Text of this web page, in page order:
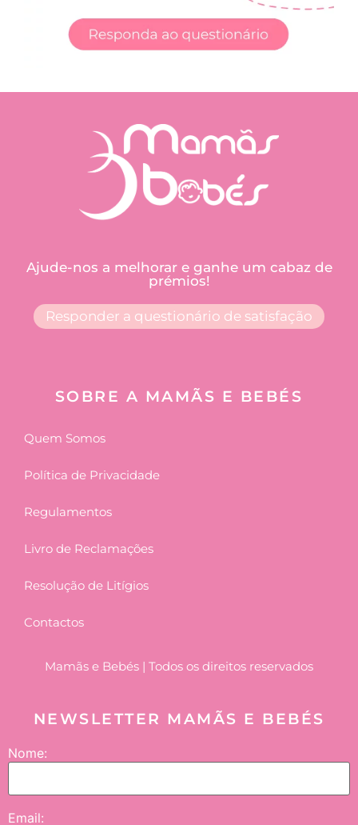
Ajude-nos a melhorar e ganhe um cabaz de
prémios!
Responder a questionário de satisfação
SOBRE A MAMÃS E BEBÉS
Quem Somos
Política de Privacidade
Regulamentos
Livro de Reclamações
Resolução de Litígios
Contactos
Mamãs e Bebés | Todos os direitos reservados
NEWSLETTER MAMÃS E BEBÉS
Nome:
Email: